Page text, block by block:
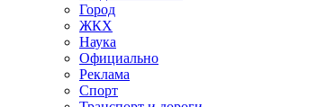
Город
ЖКХ
Наука
Официально
Реклама
Спорт